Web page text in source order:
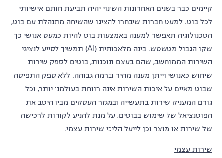
קיימים כבר בשנים האחרונות השינוי יהיה תביעת חותם אישיותי
לכל בוט. למעט חברות שיבחרו להציגו שהשיחה מתנהלת עם בוט,
הטכנולוגיה תאפשר למענה באמצעות בוט להיות כמעט אנושי כך
שקו הגבול מטשטש. בינה מלאכותית (AI) תמשיך לסייע לנציגי
השירות הממוחשב, שהם בעצם תוכנות, בוטים לספק שירות
שיחוש כאנושי וייתן מענה מהיר וברמה גבוהה. ללא ספק התפיסה
שבוט מאיים על איכות השירות אינה רווחת בעולמנו יותר, וכל
גורם המעניק שירות בתעשייה ובמגזר העסקים מבין היטב את
הפוטנציאל של שימוש בבוטים, על מנת להניע לקוחות לרכישה
של שירות או מוצר וכן לייעל הליכי שירות עצמי.
שירות עצמי